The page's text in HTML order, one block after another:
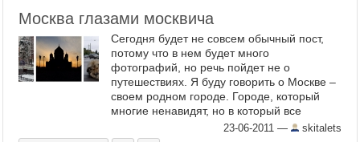
Москва глазами москвича
Сегодня будет не совсем обычный пост,
потому что в нем будет много
фотографий, но речь пойдет не о
путешествиях. Я буду говорить о Москве –
своем родном городе. Городе, который
многие ненавидят, но в который все
почему-то стремятся. И который ...
23-06-2011 — skitalets